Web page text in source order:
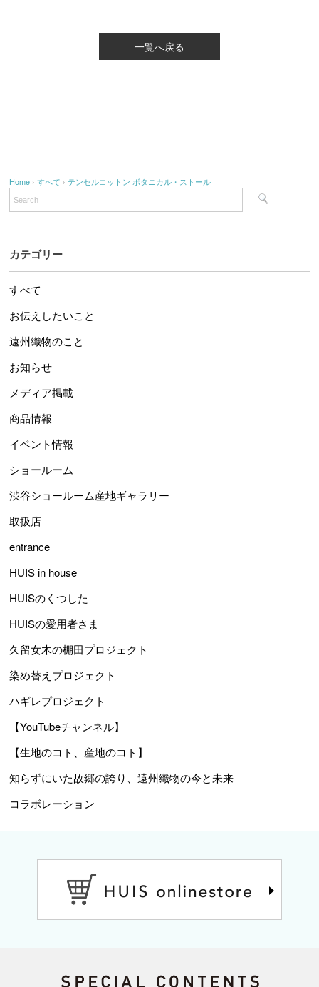
一覧へ戻る
Home ›すべて ›テンセルコットン ボタニカル・ストール
カテゴリー
すべて
お伝えしたいこと
遠州織物のこと
お知らせ
メディア掲載
商品情報
イベント情報
ショールーム
渋谷ショールーム産地ギャラリー
取扱店
entrance
HUIS in house
HUISのくつした
HUISの愛用者さま
久留女木の棚田プロジェクト
染め替えプロジェクト
ハギレプロジェクト
【YouTubeチャンネル】
【生地のコト、産地のコト】
知らずにいた故郷の誇り、遠州織物の今と未来
コラボレーション